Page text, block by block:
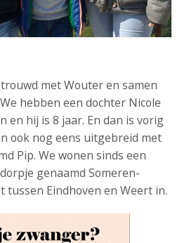
met Wouter en samen
hebben een dochter Nicole
en hij is 8 jaar. En dan is vorig
ook nog eens uitgebreid met
Pip. We wonen sinds een
genaamd Someren-
tussen Eindhoven en Weert in.